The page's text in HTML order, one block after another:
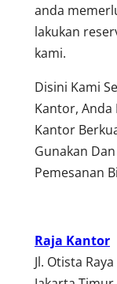
anda
lakukan
kami.
Disini Kami
Kantor,
Kantor
Gunakan
Pemesanan
Raja Kantor
Jl. Otista